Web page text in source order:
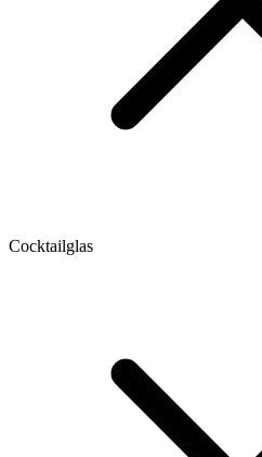
Cocktailglas